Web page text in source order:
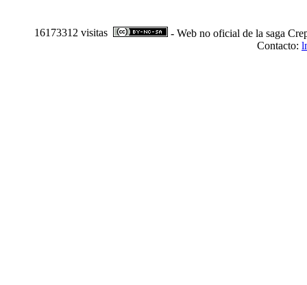
16173312 visitas
- Web no oficial de la saga
Contacto: